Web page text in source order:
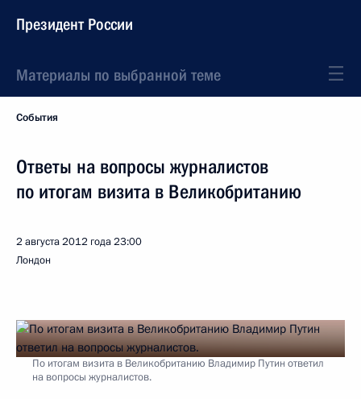
Президент России
Материалы по выбранной теме
События
Ответы на вопросы журналистов
по итогам визита в Великобританию
2 августа 2012 года23:00
Лондон
По итогам визита в Великобританию Владимир Путин ответил
на вопросы журналистов.